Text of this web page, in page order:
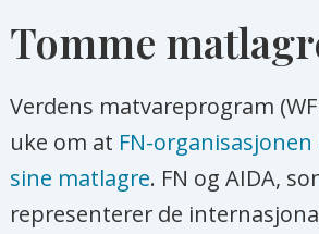
Tomme
Verdens matvareprogram
uke om at FN-
sine matlagre. FN og AIDA,
representerer de